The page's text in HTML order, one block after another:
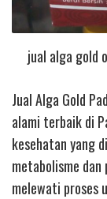
jual alga gold
Jual Alga Gold
alami terbaik di
kesehatan yang
metabolisme
melewati proses